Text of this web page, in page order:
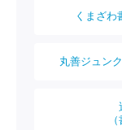
くまざわ
丸善ジュン